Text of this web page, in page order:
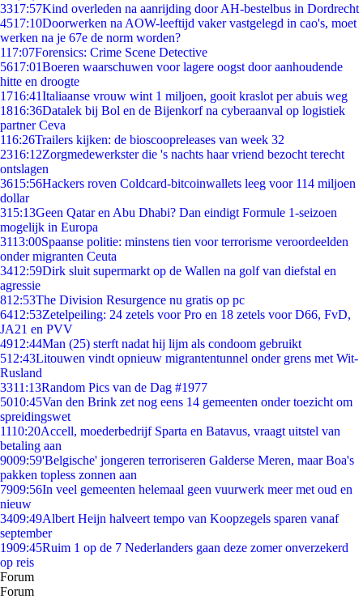
3317:57Kind overleden na aanrijding door AH-bestelbus in Dordrecht
4517:10Doorwerken na AOW-leeftijd vaker vastgelegd in cao's, moet
werken na je 67e de norm worden?
117:07Forensics: Crime Scene Detective
5617:01Boeren waarschuwen voor lagere oogst door aanhoudende
hitte en droogte
1716:41Italiaanse vrouw wint 1 miljoen, gooit kraslot per abuis weg
1816:36Datalek bij Bol en de Bijenkorf na cyberaanval op logistiek
partner Ceva
116:26Trailers kijken: de bioscoopreleases van week 32
2316:12Zorgmedewerkster die 's nachts haar vriend bezocht terecht
ontslagen
3615:56Hackers roven Coldcard-bitcoinwallets leeg voor 114 miljoen
dollar
315:13Geen Qatar en Abu Dhabi? Dan eindigt Formule 1-seizoen
mogelijk in Europa
3113:00Spaanse politie: minstens tien voor terrorisme veroordeelden
onder migranten Ceuta
3412:59Dirk sluit supermarkt op de Wallen na golf van diefstal en
agressie
812:53The Division Resurgence nu gratis op pc
6412:53Zetelpeiling: 24 zetels voor Pro en 18 zetels voor D66, FvD,
JA21 en PVV
4912:44Man (25) sterft nadat hij lijm als condoom gebruikt
512:43Litouwen vindt opnieuw migrantentunnel onder grens met Wit-
Rusland
3311:13Random Pics van de Dag #1977
5010:45Van den Brink zet nog eens 14 gemeenten onder toezicht om
spreidingswet
1110:20Accell, moederbedrijf Sparta en Batavus, vraagt uitstel van
betaling aan
9009:59'Belgische' jongeren terroriseren Galderse Meren, maar Boa's
pakken topless zonnen aan
7909:56In veel gemeenten helemaal geen vuurwerk meer met oud en
nieuw
3409:49Albert Heijn halveert tempo van Koopzegels sparen vanaf
september
1909:45Ruim 1 op de 7 Nederlanders gaan deze zomer onverzekerd
op reis
Forum
Forum